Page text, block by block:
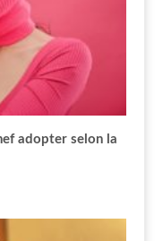
adopter selon la